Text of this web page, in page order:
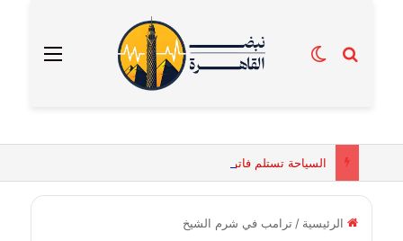
القائمة بحث عنالوضع المظلم
الرئيسية / ترامب في شرم الشيخ